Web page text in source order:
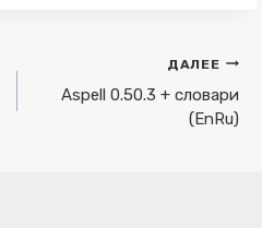
ДАЛЕЕ
Aspell 0.50.3 + словари
(EnRu)